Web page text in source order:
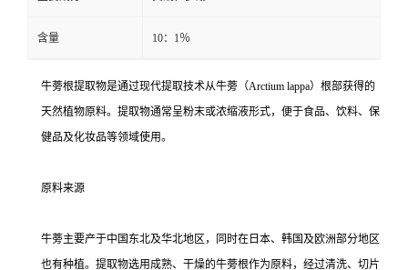
含量 10：1％
牛蒡根提取物是通过现代提取技术从牛蒡（Arctium lappa）根部获得的
天然植物原料。提取物通常呈粉末或浓缩液形式，便于食品、饮料、保
健品及化妆品等领域使用。
原料来源
牛蒡主要产于中国东北及华北地区，同时在日本、韩国及欧洲部分地区
也有种植。提取物选用成熟、干燥的牛蒡根作为原料，经过清洗、切片